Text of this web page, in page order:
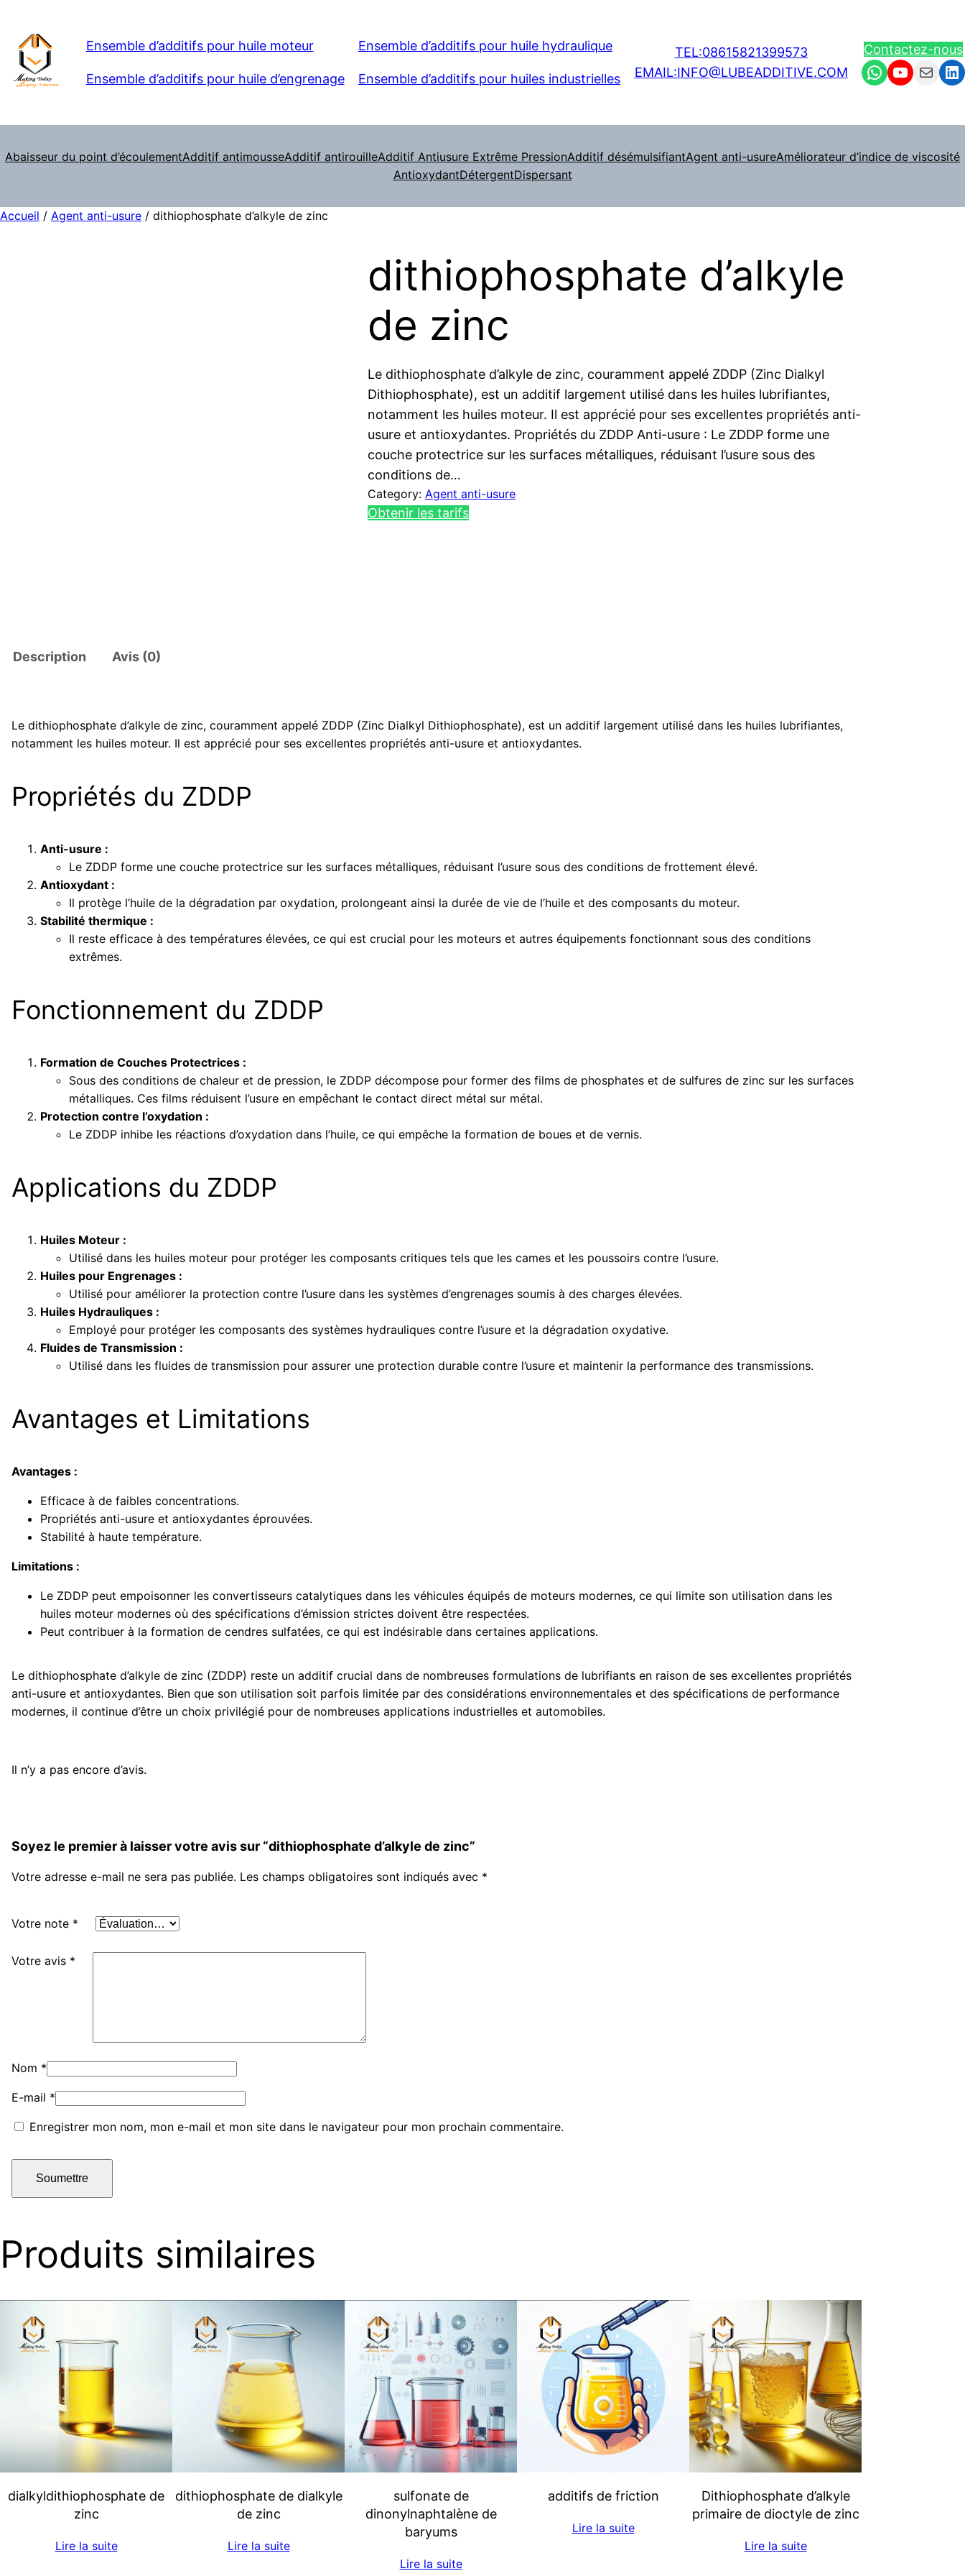
Ensemble d’additifs pour huile moteur
Ensemble d’additifs pour huile d’engrenage
Ensemble d’additifs pour huile hydraulique
Ensemble d’additifs pour huiles industrielles
TEL:08615821399573
EMAIL:INFO@LUBEADDITIVE.COM
Contactez-nous
WhatsApp
YouTube
Mail
Abaisseur du point d’écoulementAdditif antimousseAdditif antirouilleAdditif Antiusure Extrême PressionAdditif désémulsifiantAgent anti-usureAméliorateur d’indice de viscosité
AntioxydantDétergentDispersant
Accueil / Agent anti-usure / dithiophosphate d’alkyle de zinc
dithiophosphate d’alkyle
de zinc
Le dithiophosphate d’alkyle de zinc, couramment appelé ZDDP (Zinc Dialkyl
Dithiophosphate), est un additif largement utilisé dans les huiles lubrifiantes,
notamment les huiles moteur. Il est apprécié pour ses excellentes propriétés anti-
usure et antioxydantes. Propriétés du ZDDP Anti-usure : Le ZDDP forme une
couche protectrice sur les surfaces métalliques, réduisant l’usure sous des
conditions de…
Category: Agent anti-usure
Obtenir les tarifs
Description Avis (0)
Le dithiophosphate d’alkyle de zinc, couramment appelé ZDDP (Zinc Dialkyl Dithiophosphate), est un additif largement utilisé dans les huiles lubrifiantes,
notamment les huiles moteur. Il est apprécié pour ses excellentes propriétés anti-usure et antioxydantes.
Propriétés du ZDDP
Anti-usure :
Le ZDDP forme une couche protectrice sur les surfaces métalliques, réduisant l’usure sous des conditions de frottement élevé.
Antioxydant :
Il protège l’huile de la dégradation par oxydation, prolongeant ainsi la durée de vie de l’huile et des composants du moteur.
Stabilité thermique :
Il reste efficace à des températures élevées, ce qui est crucial pour les moteurs et autres équipements fonctionnant sous des conditions
extrêmes.
Fonctionnement du ZDDP
Formation de Couches Protectrices :
Sous des conditions de chaleur et de pression, le ZDDP décompose pour former des films de phosphates et de sulfures de zinc sur les surfaces
métalliques. Ces films réduisent l’usure en empêchant le contact direct métal sur métal.
Protection contre l’oxydation :
Le ZDDP inhibe les réactions d’oxydation dans l’huile, ce qui empêche la formation de boues et de vernis.
Applications du ZDDP
Huiles Moteur :
Utilisé dans les huiles moteur pour protéger les composants critiques tels que les cames et les poussoirs contre l’usure.
Huiles pour Engrenages :
Utilisé pour améliorer la protection contre l’usure dans les systèmes d’engrenages soumis à des charges élevées.
Huiles Hydrauliques :
Employé pour protéger les composants des systèmes hydrauliques contre l’usure et la dégradation oxydative.
Fluides de Transmission :
Utilisé dans les fluides de transmission pour assurer une protection durable contre l’usure et maintenir la performance des transmissions.
Avantages et Limitations
Avantages :
Efficace à de faibles concentrations.
Propriétés anti-usure et antioxydantes éprouvées.
Stabilité à haute température.
Limitations :
Le ZDDP peut empoisonner les convertisseurs catalytiques dans les véhicules équipés de moteurs modernes, ce qui limite son utilisation dans les
huiles moteur modernes où des spécifications d’émission strictes doivent être respectées.
Peut contribuer à la formation de cendres sulfatées, ce qui est indésirable dans certaines applications.
Le dithiophosphate d’alkyle de zinc (ZDDP) reste un additif crucial dans de nombreuses formulations de lubrifiants en raison de ses excellentes propriétés
anti-usure et antioxydantes. Bien que son utilisation soit parfois limitée par des considérations environnementales et des spécifications de performance
modernes, il continue d’être un choix privilégié pour de nombreuses applications industrielles et automobiles.
Il n’y a pas encore d’avis.
Soyez le premier à laisser votre avis sur “dithiophosphate d’alkyle de zinc”
Votre adresse e-mail ne sera pas publiée. Les champs obligatoires sont indiqués avec *
Votre note *
Votre avis *
Nom *
E-mail *
Enregistrer mon nom, mon e-mail et mon site dans le navigateur pour mon prochain commentaire.
Produits similaires
dialkyldithiophosphate de
zinc
Lire la suite
dithiophosphate de dialkyle
de zinc
Lire la suite
sulfonate de
dinonylnaphtalène de
baryums
Lire la suite
additifs de friction
Lire la suite
Dithiophosphate d’alkyle
primaire de dioctyle de zinc
Lire la suite